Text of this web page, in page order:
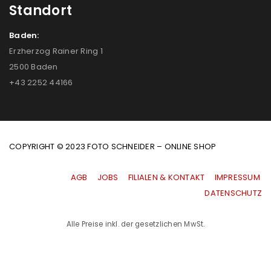
Standort
Baden:
Erzherzog Rainer Ring 1
2500 Baden
+43 2252 44166
COPYRIGHT © 2023 FOTO SCHNEIDER – ONLINE SHOP
AGB JOBS FILIALEN & KONTAKT
IMPRESSUM
|DATENSCHUTZ
Alle Preise inkl. der gesetzlichen MwSt.